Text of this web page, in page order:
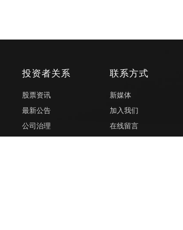
投资者关系
股票资讯
最新公告
公司治理
联系方式
新媒体
加入我们
在线留言